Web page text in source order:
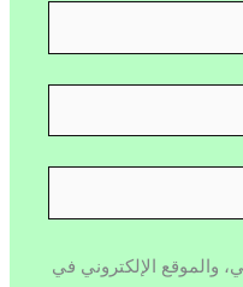
والموقع الإلكتروني في